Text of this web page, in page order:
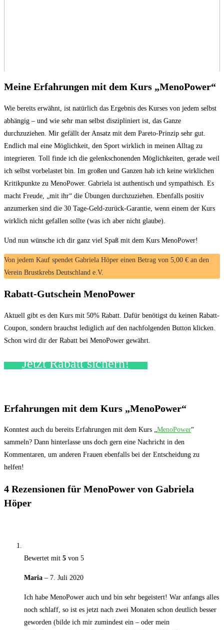
Meine Erfahrungen mit dem Kurs „MenoPower“
Wie bereits erwähnt, ist natürlich das Ergebnis des Kurses von jedem selbst
abhängig – und wie sehr man selbst diszipliniert ist, das Ganze
durchzuziehen. Mir gefällt der Ansatz mit dem Pareto-Prinzip sehr gut.
Endlich mal eine Möglichkeit, den Sport wirklich in meinen Alltag zu
integrieren. Toll finde ich die gelenkschonenden Möglichkeiten, gerade weil
ich selbst vorbelastet bin. Im großen und Ganzen hab ich keine wirklichen
Kritikpunkte zu MenoPower. Gabriela ist authentisch und sympathisch. Es
macht Freude, „mit ihr“ die Übungen durchzuziehen. Ebenfalls positiv
anzumerken sind die 30 Tage-Geld-zurück-Garantie, wenn einem der Kurs
wirklich nicht gefallen sollte (was ich aber nicht glaube).
Und nun wünsche ich dir ganz viel Spaß mit dem Kurs MenoPower!
Von jedem Kauf spendet Gabriela Höper einen Betrag von 5,00 € an den
Verein Brustkrebs Deutschland e.V.
Rabatt-Gutschein MenoPower
Aktuell gibt es den Kurs mit 50% Rabatt. Dafür benötigst du keinen Rabatt-
Coupon, sondern brauchst lediglich auf den nachfolgenden Button klicken.
Schon wird dir der Rabatt bei MenoPower gewährt.
Jetzt Rabatt sichern!
Erfahrungen mit dem Kurs „MenoPower“
Konntest auch du bereits Erfahrungen mit dem Kurs „MenoPower“
sammeln? Dann hinterlasse uns doch gern eine Nachricht in den
Kommentaren, um anderen Frauen ebenfalls bei der Entscheidung zu
helfen!
4 Rezensionen für MenoPower von Gabriela
Höper
Bewertet mit 5 von 5
Maria – 7. Juli 2020
Ich habe MenoPower auch und bin sehr begeistert! War anfangs alles
noch schlaff, so ist es jetzt nach zwei Monaten schon deutlich besser
geworden (bilde ich mir zumindest ein – oder mein